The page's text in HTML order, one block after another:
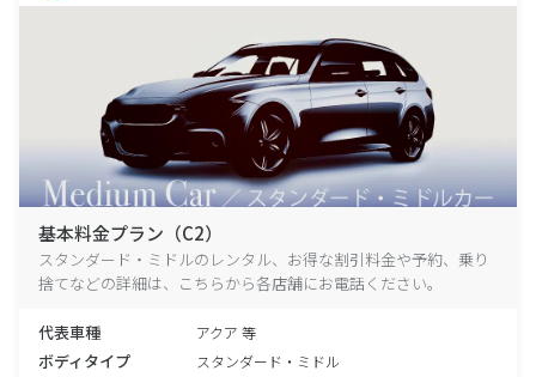
基本料金プラン（C2）
スタンダード・ミドルのレンタル、お得な割引料金や予約、乗り
捨てなどの詳細は、こちらから各店舗にお電話ください。
代表車種 アクア 等
ボディタイプ スタンダード・ミドル